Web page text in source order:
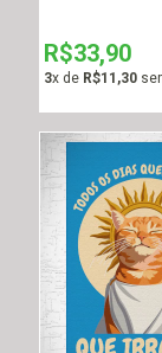
R$33,90
3x de R$11,30